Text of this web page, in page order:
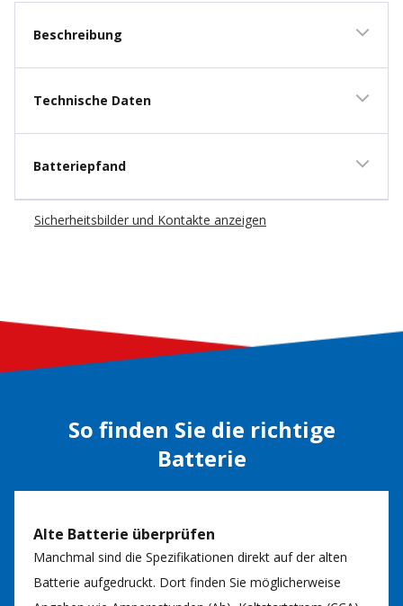
Beschreibung
Technische Daten
Batteriepfand
Sicherheitsbilder und Kontakte anzeigen
So finden Sie die richtige
Batterie
Alte Batterie überprüfen
Manchmal sind die Spezifikationen direkt auf der alten
Batterie aufgedruckt. Dort finden Sie möglicherweise